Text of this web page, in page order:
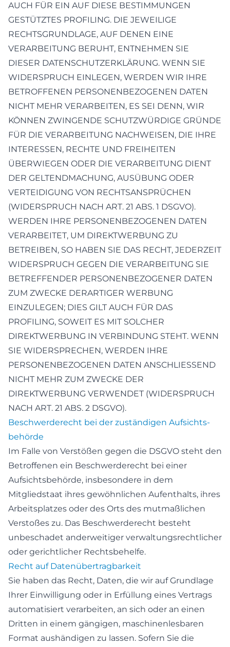
AUCH FÜR EIN AUF DIESE BESTIMMUNGEN
GESTÜTZTES PROFILING. DIE JEWEILIGE
RECHTSGRUNDLAGE, AUF DENEN EINE
VERARBEITUNG BERUHT, ENTNEHMEN SIE
DIESER DATENSCHUTZERKLÄRUNG. WENN SIE
WIDERSPRUCH EINLEGEN, WERDEN WIR IHRE
BETROFFENEN PERSONENBEZOGENEN DATEN
NICHT MEHR VERARBEITEN, ES SEI DENN, WIR
KÖNNEN ZWINGENDE SCHUTZWÜRDIGE GRÜNDE
FÜR DIE VERARBEITUNG NACHWEISEN, DIE IHRE
INTERESSEN, RECHTE UND FREIHEITEN
ÜBERWIEGEN ODER DIE VERARBEITUNG DIENT
DER GELTENDMACHUNG, AUSÜBUNG ODER
VERTEIDIGUNG VON RECHTSANSPRÜCHEN
(WIDERSPRUCH NACH ART. 21 ABS. 1 DSGVO).
WERDEN IHRE PERSONENBEZOGENEN DATEN
VERARBEITET, UM DIREKTWERBUNG ZU
BETREIBEN, SO HABEN SIE DAS RECHT, JEDERZEIT
WIDERSPRUCH GEGEN DIE VERARBEITUNG SIE
BETREFFENDER PERSONENBEZOGENER DATEN
ZUM ZWECKE DERARTIGER WERBUNG
EINZULEGEN; DIES GILT AUCH FÜR DAS
PROFILING, SOWEIT ES MIT SOLCHER
DIREKTWERBUNG IN VERBINDUNG STEHT. WENN
SIE WIDERSPRECHEN, WERDEN IHRE
PERSONENBEZOGENEN DATEN ANSCHLIESSEND
NICHT MEHR ZUM ZWECKE DER
DIREKTWERBUNG VERWENDET (WIDERSPRUCH
NACH ART. 21 ABS. 2 DSGVO).
Beschwerde­recht bei der zuständigen Aufsichts­
behörde
Im Falle von Verstößen gegen die DSGVO steht den
Betroffenen ein Beschwerderecht bei einer
Aufsichtsbehörde, insbesondere in dem
Mitgliedstaat ihres gewöhnlichen Aufenthalts, ihres
Arbeitsplatzes oder des Orts des mutmaßlichen
Verstoßes zu. Das Beschwerderecht besteht
unbeschadet anderweitiger verwaltungsrechtlicher
oder gerichtlicher Rechtsbehelfe.
Recht auf Daten­übertrag­barkeit
Sie haben das Recht, Daten, die wir auf Grundlage
Ihrer Einwilligung oder in Erfüllung eines Vertrags
automatisiert verarbeiten, an sich oder an einen
Dritten in einem gängigen, maschinenlesbaren
Format aushändigen zu lassen. Sofern Sie die